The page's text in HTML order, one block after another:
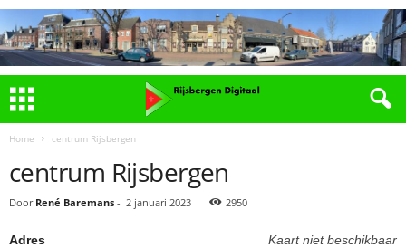
Home centrum Rijsbergen
centrum Rijsbergen
Door René Baremans - 2 januari 2023 2950
Kaart niet beschikbaar
Adres